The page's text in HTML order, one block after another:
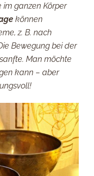
ganzen Körper
können
z. B. nach
Bewegung bei der
Man möchte
kann – aber